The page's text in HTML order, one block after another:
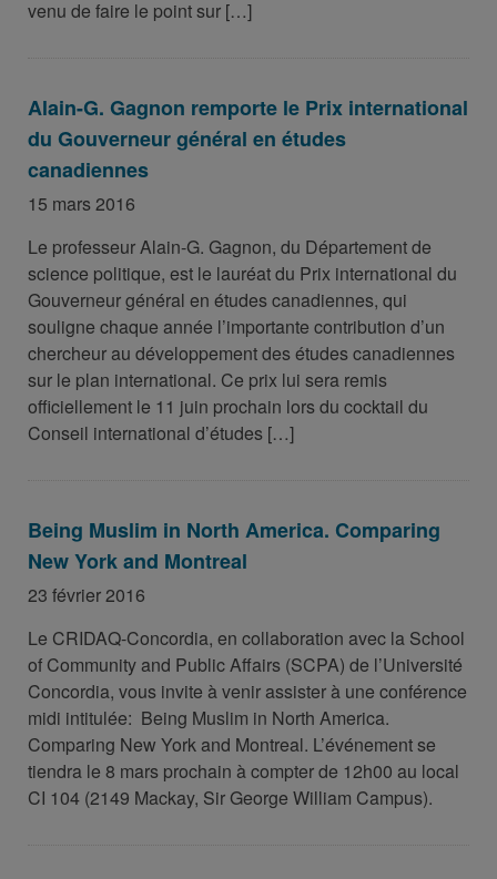
venu de faire le point sur […]
Alain-G. Gagnon remporte le Prix international
du Gouverneur général en études
canadiennes
15 mars 2016
Le professeur Alain-G. Gagnon, du Département de
science politique, est le lauréat du Prix international du
Gouverneur général en études canadiennes, qui
souligne chaque année l’importante contribution d’un
chercheur au développement des études canadiennes
sur le plan international. Ce prix lui sera remis
officiellement le 11 juin prochain lors du cocktail du
Conseil international d’études […]
Being Muslim in North America. Comparing
New York and Montreal
23 février 2016
Le CRIDAQ-Concordia, en collaboration avec la School
of Community and Public Affairs (SCPA) de l’Université
Concordia, vous invite à venir assister à une conférence
midi intitulée: Being Muslim in North America.
Comparing New York and Montreal. L’événement se
tiendra le 8 mars prochain à compter de 12h00 au local
CI 104 (2149 Mackay, Sir George William Campus).